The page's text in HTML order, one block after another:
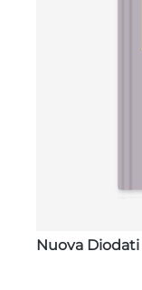
Nuova Diodati